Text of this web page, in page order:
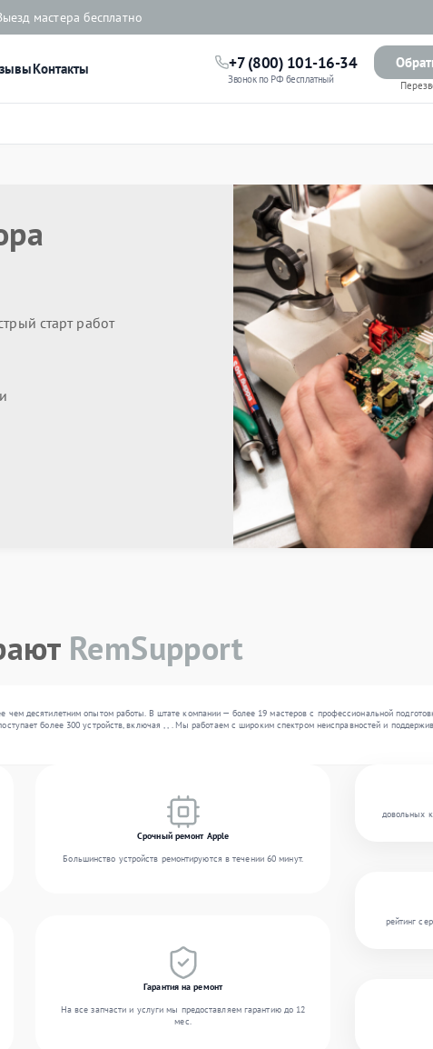
мастера бесплатно
Контакты +7 (800) 101-16-34
Звонок по РФ бесплатный
старт работ
RemSupport
десятилетним опытом работы. В штате компании — более 19 мастеров с профессиональной
более 300 устройств, включая , , . Мы работаем с широким спектром неисправностей и
Срочный ремонт Apple
Большинство устройств ремонтируются в течении 60 минут.
Гарантия на ремонт
На все запчасти и услуги мы предоставляем гарантию до 12
мес.
довольных
рейтинг